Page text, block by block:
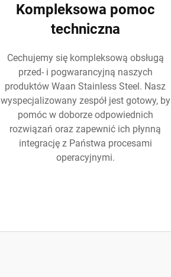
Kompleksowa pomoc
techniczna
Cechujemy się kompleksową obsługą
przed- i pogwarancyjną naszych
produktów Waan Stainless Steel. Nasz
wyspecjalizowany zespół jest gotowy, by
pomóc w doborze odpowiednich
rozwiązań oraz zapewnić ich płynną
integrację z Państwa procesami
operacyjnymi.